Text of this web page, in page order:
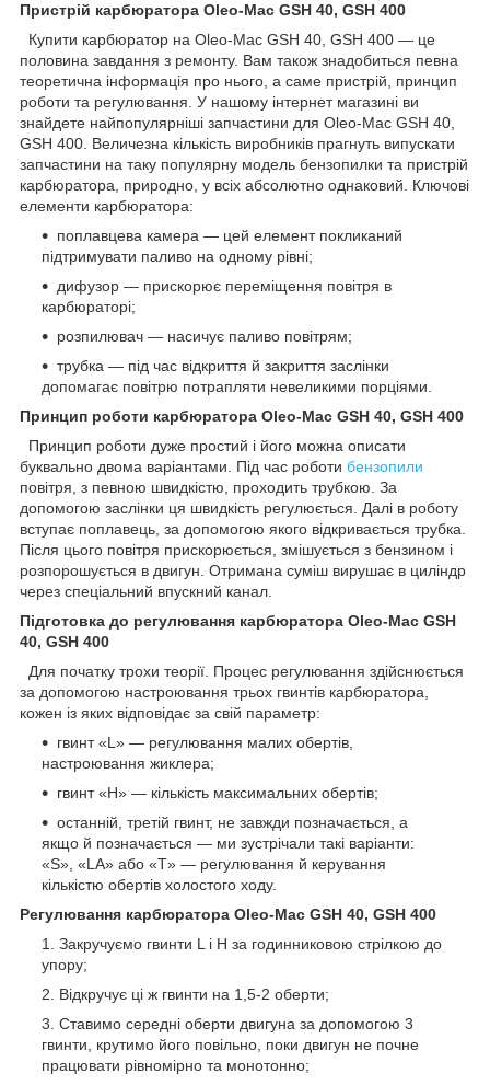
Пристрій карбюратора Oleo-Mac GSH 40, GSH 400
Купити карбюратор на Oleo-Mac GSH 40, GSH 400 — це
половина завдання з ремонту. Вам також знадобиться певна
теоретична інформація про нього, а саме пристрій, принцип
роботи та регулювання. У нашому інтернет магазині ви
знайдете найпопулярніші запчастини для Oleo-Mac GSH 40,
GSH 400. Величезна кількість виробників прагнуть випускати
запчастини на таку популярну модель бензопилки та пристрій
карбюратора, природно, у всіх абсолютно однаковий. Ключові
елементи карбюратора:
поплавцева камера — цей елемент покликаний
підтримувати паливо на одному рівні;
дифузор — прискорює переміщення повітря в
карбюраторі;
розпилювач — насичує паливо повітрям;
трубка — під час відкриття й закриття заслінки
допомагає повітрю потрапляти невеликими порціями.
Принцип роботи карбюратора Oleo-Mac GSH 40, GSH 400
Принцип роботи дуже простий і його можна описати
буквально двома варіантами. Під час роботи бензопили
повітря, з певною швидкістю, проходить трубкою. За
допомогою заслінки ця швидкість регулюється. Далі в роботу
вступає поплавець, за допомогою якого відкривається трубка.
Після цього повітря прискорюється, змішується з бензином і
розпорошується в двигун. Отримана суміш вирушає в циліндр
через спеціальний впускний канал.
Підготовка до регулювання карбюратора Oleo-Mac GSH
40, GSH 400
Для початку трохи теорії. Процес регулювання здійснюється
за допомогою настроювання трьох гвинтів карбюратора,
кожен із яких відповідає за свій параметр:
гвинт «L» — регулювання малих обертів,
настроювання жиклера;
гвинт «H» — кількість максимальних обертів;
останній, третій гвинт, не завжди позначається, а
якщо й позначається — ми зустрічали такі варіанти:
«S», «LA» або «T» — регулювання й керування
кількістю обертів холостого ходу.
Регулювання карбюратора Oleo-Mac GSH 40, GSH 400
Закручуємо гвинти L і H за годинниковою стрілкою до
упору;
Відкручує ці ж гвинти на 1,5-2 оберти;
Ставимо середні оберти двигуна за допомогою 3
гвинти, крутимо його повільно, поки двигун не почне
працювати рівномірно та монотонно;